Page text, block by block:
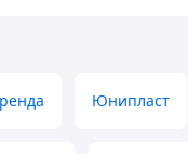
Юнипласт